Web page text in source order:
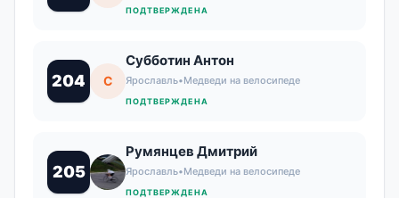
ПОДТВЕРЖДЕНА
204 С
Субботин Антон
Ярославль•Медведи на велосипеде
ПОДТВЕРЖДЕНА
205
Румянцев Дмитрий
Ярославль•Медведи на велосипеде
ПОДТВЕРЖДЕНА